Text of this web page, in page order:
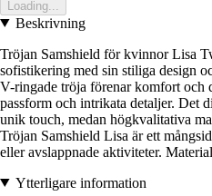
Loading...
Beskrivning
Tröjan Samshield för kvinnor Lisa
sofistikering med sin stiliga design
V-ringade tröja förenar komfort och
passform och intrikata detaljer. Det
unik touch, medan högkvalitativa
Tröjan Samshield Lisa är ett
eller avslappnade aktiviteter.
Ytterligare information